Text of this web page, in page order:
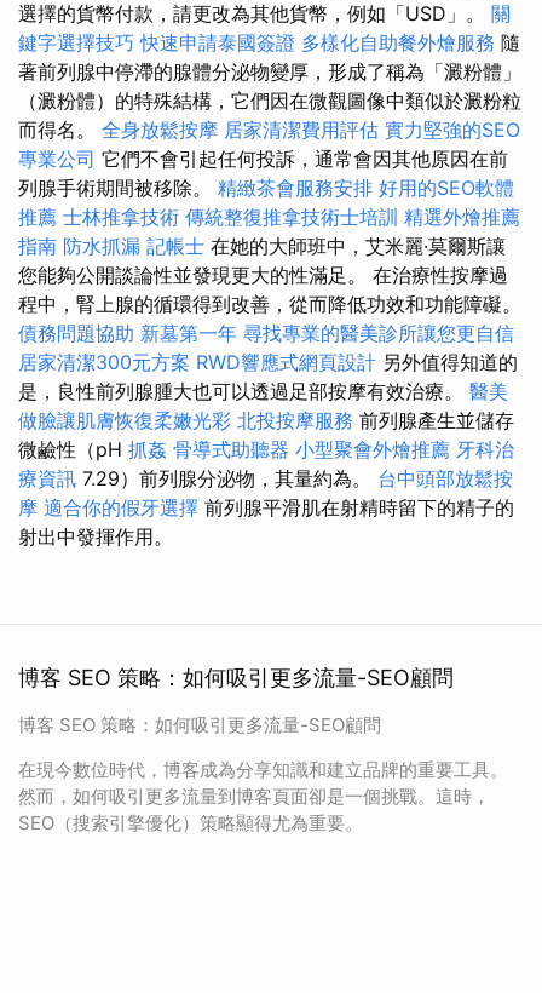
選擇的貨幣付款，請更改為其他貨幣，例如「USD」。 關
鍵字選擇技巧 快速申請泰國簽證 多樣化自助餐外燴服務 隨
著前列腺中停滯的腺體分泌物變厚，形成了稱為「澱粉體」
（澱粉體）的特殊結構，它們因在微觀圖像中類似於澱粉粒
而得名。 全身放鬆按摩 居家清潔費用評估 實力堅強的SEO
專業公司 它們不會引起任何投訴，通常會因其他原因在前
列腺手術期間被移除。 精緻茶會服務安排 好用的SEO軟體
推薦 士林推拿技術 傳統整復推拿技術士培訓 精選外燴推薦
指南 防水抓漏 記帳士 在她的大師班中，艾米麗·莫爾斯讓
您能夠公開談論性並發現更大的性滿足。 在治療性按摩過
程中，腎上腺的循環得到改善，從而降低功效和功能障礙。
債務問題協助 新墓第一年 尋找專業的醫美診所讓您更自信
居家清潔300元方案 RWD響應式網頁設計 另外值得知道的
是，良性前列腺腫大也可以透過足部按摩有效治療。 醫美
做臉讓肌膚恢復柔嫩光彩 北投按摩服務 前列腺產生並儲存
微鹼性（pH 抓姦 骨導式助聽器 小型聚會外燴推薦 牙科治
療資訊 7.29）前列腺分泌物，其量約為。 台中頭部放鬆按
摩 適合你的假牙選擇 前列腺平滑肌在射精時留下的精子的
射出中發揮作用。
博客 SEO 策略：如何吸引更多流量-SEO顧問
博客 SEO 策略：如何吸引更多流量-SEO顧問
在現今數位時代，博客成為分享知識和建立品牌的重要工具。
然而，如何吸引更多流量到博客頁面卻是一個挑戰。這時，
SEO（搜索引擎優化）策略顯得尤為重要。